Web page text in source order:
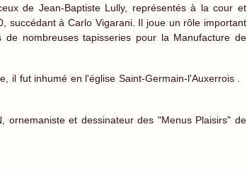
de Jean-Baptiste Lully, représentés à la cour et
succédant à Carlo Vigarani. Il joue un rôle important
tapisseries pour la Manufacture de
il fut inhumé en l'église Saint-Germain-l'Auxerrois .
ornemaniste et dessinateur des "Menus Plaisirs" de